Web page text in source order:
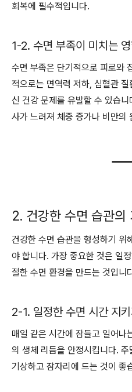
회복에 필수적입니다.
1-2. 수면 부족이 미치는
수면 부족은 단기적으로 피로와
적으로는 면역력 저하, 심혈관
신 건강 문제를 유발할 수 있습
사가 느려져 체중 증가나 비만의
2. 건강한 수면 습관의
건강한 수면 습관을 형성하기 위
야 합니다. 가장 중요한 것은 일
절한 수면 환경을 만드는 것입니
2-1. 일정한 수면 시간 지키
매일 같은 시간에 잠들고 일어나
의 생체 리듬을 안정시킵니다.
기상하고 잠자리에 드는 것이 좋